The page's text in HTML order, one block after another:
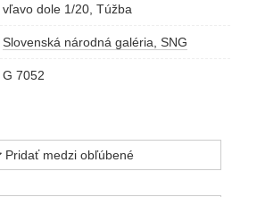
vľavo dole 1/20, Túžba
Slovenská národná galéria, SNG
G 7052
Pridať medzi obľúbené